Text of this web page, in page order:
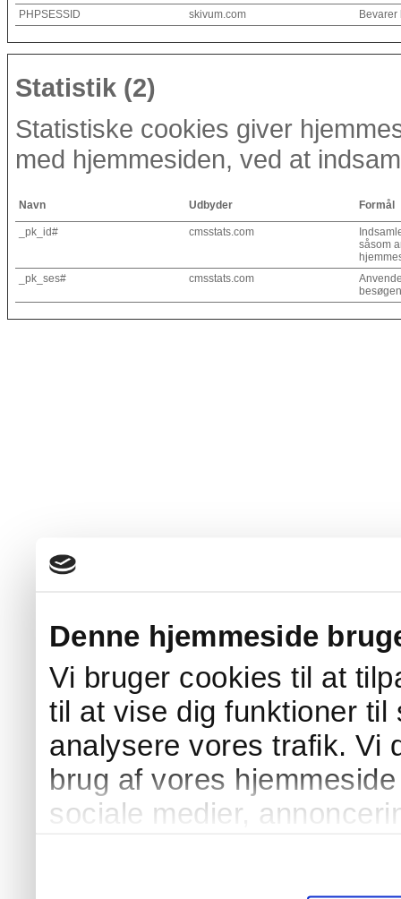
Denne hjemmeside
Vi bruger cookies til at
til at vise dig funktioner til
analysere vores trafik. Vi
brug af vores
sociale medier,
PHPSESSID
skivum.com
Statistik (2)
Statistiske cookies giver
med hjemmesiden, ved at
Navn Udbyder Formål
_pk_id# cmsstats.com
såsom
_pk_ses#
cmsstats.com